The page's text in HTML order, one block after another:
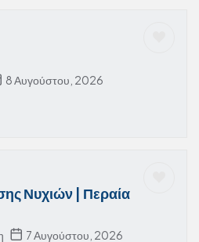
8 Αυγούστου, 2026
Νυχιών | Περαία
7 Αυγούστου, 2026